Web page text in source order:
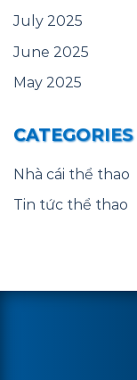
July 2025
June 2025
May 2025
CATEGORIES
Nhà cái thể thao
Tin tức thể thao